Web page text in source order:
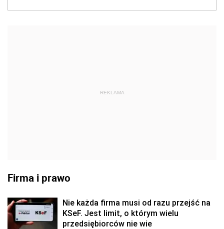
REKLAMA
Firma i prawo
Nie każda firma musi od razu przejść na
KSeF. Jest limit, o którym wielu
przedsiębiorców nie wie